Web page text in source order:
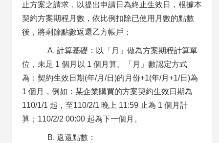
止方案之請求，以提出申請日為終止生效日，根據本
契約方案期程月數，依比例扣除已使用月數的點數
後，將剩餘點數返還乙方帳戶：
A. 計算基礎：以「月」做為方案期程計算單
位，未足 1 個月以 1 個月算。「月」數認定方式
為：契約生效日期(年/月/日)的月份+1(年/月+1/日)為
1 個月，例如：某企業購買的方案契約生效日期為
110/1/1 起，至110/2/1 晚上 11:59 止為 1 個月計
算；110/2/2 00:00 起為下一個月。
B. 返還點數：